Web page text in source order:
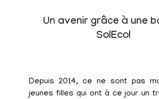
Un avenir grâce à une
SolEcol
Depuis 2014, ce ne sont pas
jeunes filles qui ont à ce jour un